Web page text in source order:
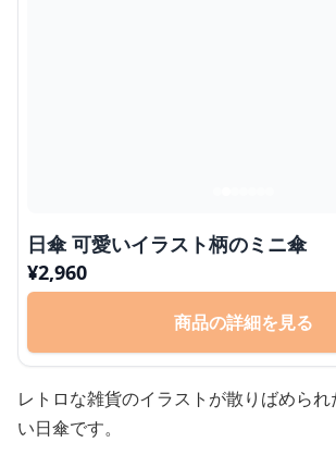
日傘 可愛いイラスト柄のミニ傘
¥2,960
商品の詳細を見る
レトロな雑貨のイラストが散りばめら
い日傘です。